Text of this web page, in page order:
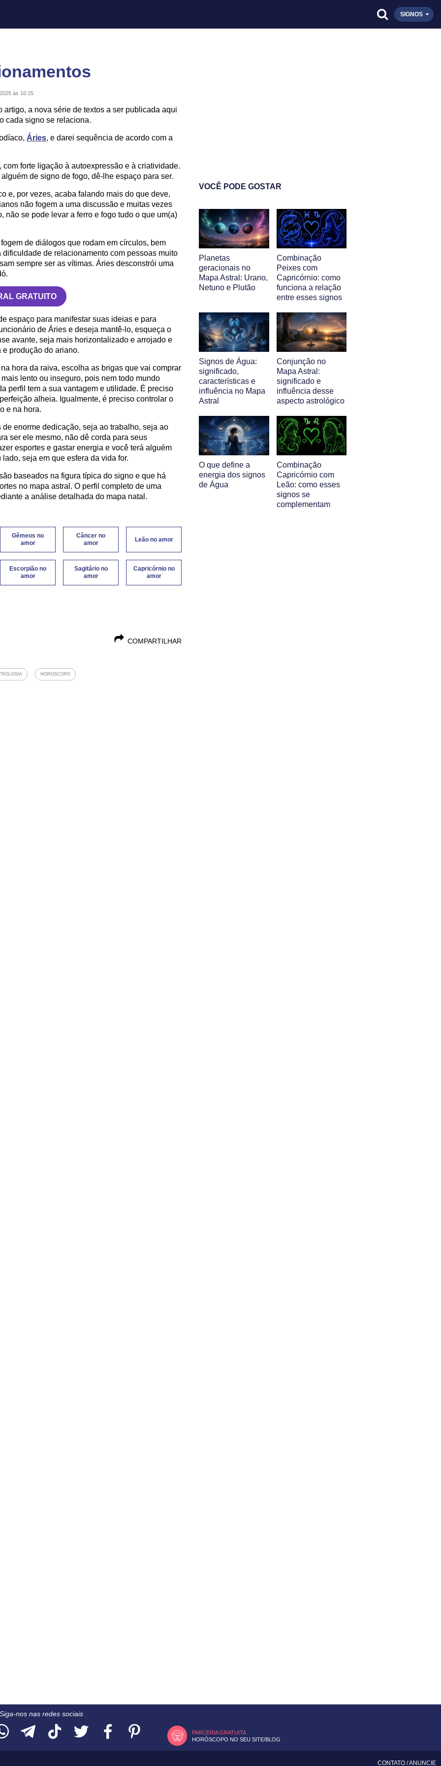
SIGNOS
às 16:15
a nova série de textos a ser publicada aqui
cada signo se relaciona.
Áries, e darei sequência de acordo com a
forte ligação à autoexpressão e à criatividade.
de signo de fogo, dê-lhe espaço para ser.
e, por vezes, acaba falando mais do que deve,
não fogem a uma discussão e muitas vezes
não se pode levar a ferro e fogo tudo o que um(a)
de diálogos que rodam em círculos, bem
de relacionamento com pessoas muito
sempre ser as vítimas. Áries desconstrói uma
GRATUITO
espaço para manifestar suas ideias e para
de Áries e deseja mantê-lo, esqueça o
avante, seja mais horizontalizado e arrojado e
produção do ariano.
hora da raiva, escolha as brigas que vai comprar
lento ou inseguro, pois nem todo mundo
perfil tem a sua vantagem e utilidade. É preciso
alheia. Igualmente, é preciso controlar o
e na hora.
enorme dedicação, seja ao trabalho, seja ao
ser ele mesmo, não dê corda para seus
esportes e gastar energia e você terá alguém
seja em que esfera da vida for.
baseados na figura típica do signo e que há
no mapa astral. O perfil completo de uma
a análise detalhada do mapa natal.
Gêmeos no
amor
Câncer no
amor
Leão no amor
Escorpião no
amor
Sagitário no
amor
Capricórnio no
amor
COMPARTILHAR
HOROSCOPO
VOCÊ PODE GOSTAR
Planetas
geracionais no
Mapa Astral: Urano,
Netuno e Plutão
Combinação
Peixes com
Capricórnio: como
funciona a relação
entre esses signos
Signos de Água:
significado,
características e
influência no Mapa
Astral
Conjunção no
Mapa Astral:
significado e
influência desse
aspecto astrológico
O que define a
energia dos signos
de Água
Combinação
Capricórnio com
Leão: como esses
signos se
complementam
Siga-nos nas redes sociais
PARCERIA GRATUITA
HORÓSCOPO NO SEU SITE/BLOG
CONTATO /ANUNCIE